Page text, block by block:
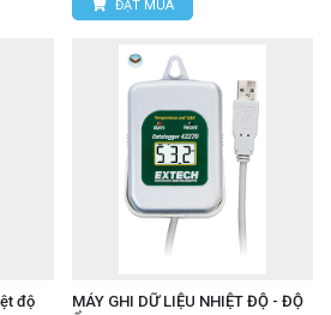
ĐẶT MUA
độ
MÁY GHI DỮ LIỆU NHIỆT ĐỘ - ĐỘ